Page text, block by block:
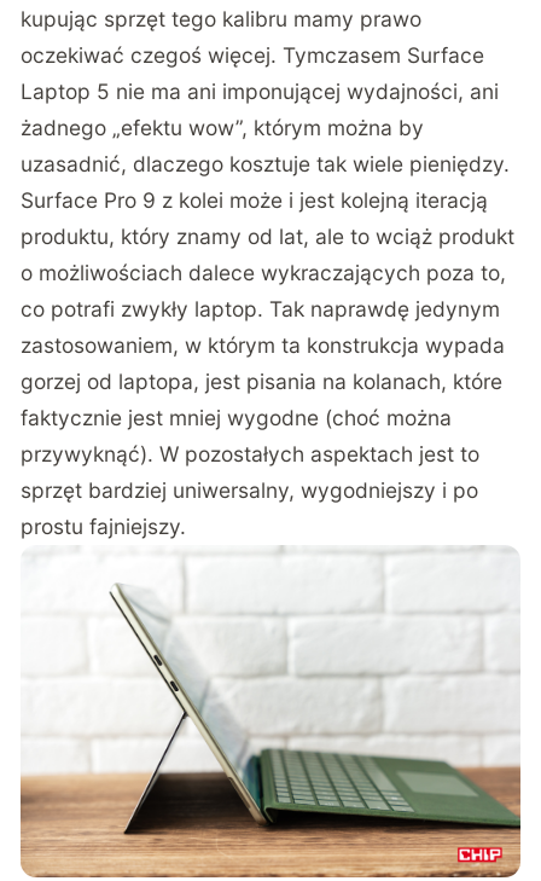
kupując sprzęt tego kalibru mamy prawo
oczekiwać czegoś więcej. Tymczasem Surface
Laptop 5 nie ma ani imponującej wydajności, ani
żadnego „efektu wow”, którym można by
uzasadnić, dlaczego kosztuje tak wiele pieniędzy.
Surface Pro 9 z kolei może i jest kolejną iteracją
produktu, który znamy od lat, ale to wciąż produkt
o możliwościach dalece wykraczających poza to,
co potrafi zwykły laptop. Tak naprawdę jedynym
zastosowaniem, w którym ta konstrukcja wypada
gorzej od laptopa, jest pisania na kolanach, które
faktycznie jest mniej wygodne (choć można
przywyknąć). W pozostałych aspektach jest to
sprzęt bardziej uniwersalny, wygodniejszy i po
prostu fajniejszy.